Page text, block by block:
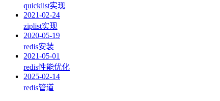
quicklist实现
2021-02-24
ziplist实现
2020-05-19
redis安装
2021-05-01
redis性能优化
2025-02-14
redis管道